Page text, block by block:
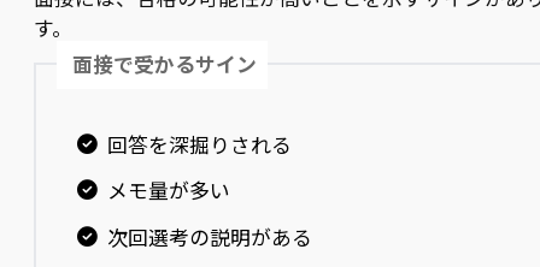
す。
面接で受かるサイン
回答を深掘りされる
メモ量が多い
次回選考の説明がある